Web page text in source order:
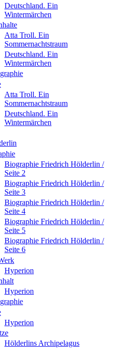
Deutschland. Ein
Wintermärchen
Atta Troll. Ein
Sommernachtstraum
Deutschland. Ein
Wintermärchen
Atta Troll. Ein
Sommernachtstraum
Deutschland. Ein
Wintermärchen
Biographie Friedrich Hölderlin /
Seite 2
Biographie Friedrich Hölderlin /
Seite 3
Biographie Friedrich Hölderlin /
Seite 4
Biographie Friedrich Hölderlin /
Seite 5
Biographie Friedrich Hölderlin /
Seite 6
Hyperion
Hyperion
Hyperion
Hölderlins Archipelagus